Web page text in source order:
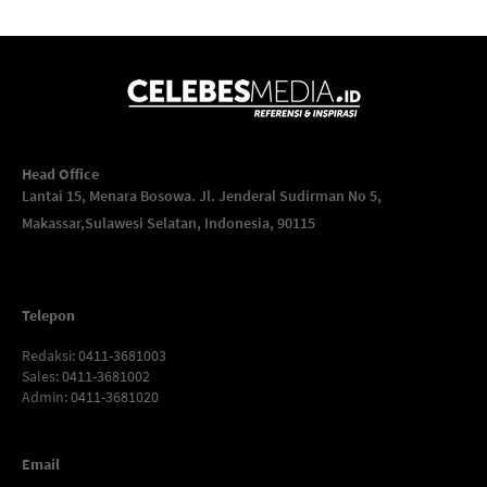
Head Office
Lantai 15, Menara Bosowa. Jl. Jenderal Sudirman No 5,
Makassar,Sulawesi Selatan, Indonesia, 90115
Telepon
Redaksi: 0411-3681003
Sales: 0411-3681002
Admin: 0411-3681020
Email